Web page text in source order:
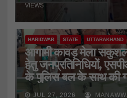
VIEWS
HARIDWAR STATE UTTARAKHAND
आगामी कावड़ मेला
हेतु जनप्रतिनिधियों,
के पुलिस बल के साथ की गई
JUL 27, 2026